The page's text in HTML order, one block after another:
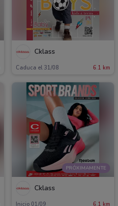
Cklass
Caduca el 31/08 6.1 km
PRÓXIMAMENTE
Cklass
Inicio 01/09 6.1 km